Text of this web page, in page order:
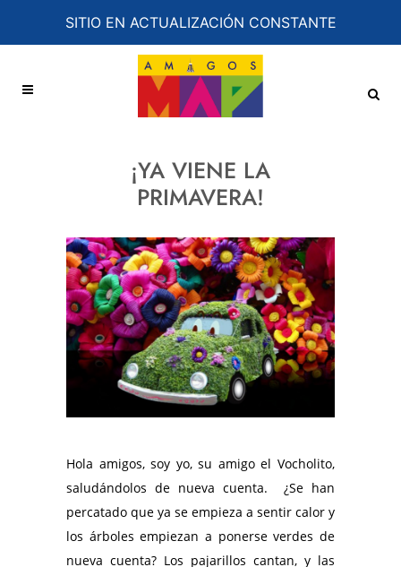
SITIO EN ACTUALIZACIÓN CONSTANTE
¡YA VIENE LA
PRIMAVERA!
Hola amigos, soy yo, su amigo el Vocholito,
saludándolos de nueva cuenta. ¿Se han
percatado que ya se empieza a sentir calor y
los árboles empiezan a ponerse verdes de
nueva cuenta? Los pajarillos cantan, y las